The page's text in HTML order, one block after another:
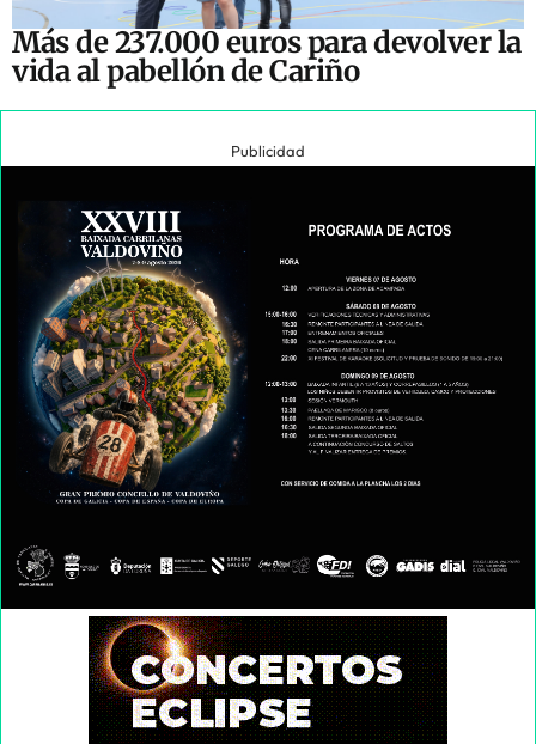
Más de 237.000 euros para devolver la
vida al pabellón de Cariño
Publicidad